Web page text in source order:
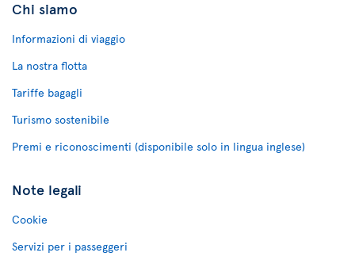
Chi siamo
Informazioni di viaggio
La nostra flotta
Tariffe bagagli
Turismo sostenibile
Premi e riconoscimenti (disponibile solo in lingua inglese)
Note legali
Cookie
Servizi per i passeggeri